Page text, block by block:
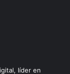
líder en